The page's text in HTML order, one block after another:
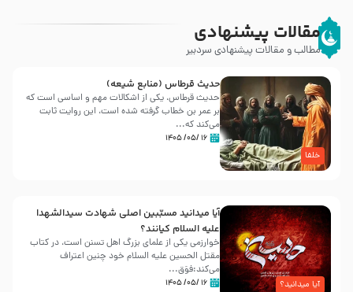
مقالات پیشنهادی
مطالب و مقالات پیشنهادی سردبیر
خلفا
حدیث قرطاس (منابع شیعه)
حدیث قرطاس، یکی از اشکالات مهم و اساسی است که
بر عمر بن خطاب گرفته شده است، این روایت ثابت
می‌کند که...
۱۶ /۰۵/ ۱۴۰۵
آیا میدانید؟
آیا میدانید مسبّبین اصلی شهادت سیدالشهدا
علیه ‌السلام کیانند؟
خوارزمی یکی از علمای بزرگ اهل تسنن است، در کتاب
مقتل الحسین علیه ‌السلام خود چنین اعتراف
می‌کند:فوَق...
۱۶ /۰۵/ ۱۴۰۵